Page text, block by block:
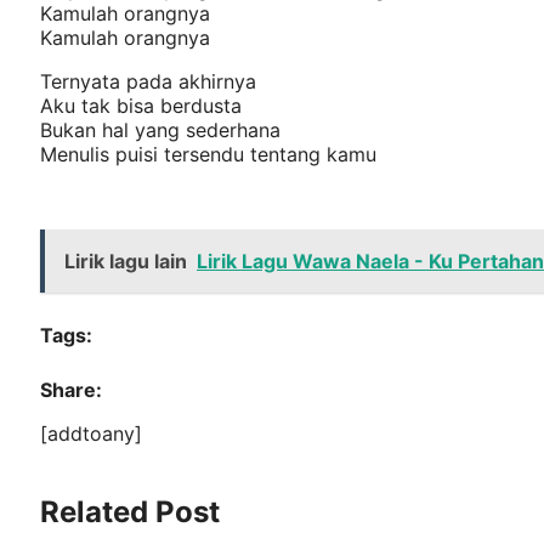
Kamulah orangnya
Kamulah orangnya
Ternyata pada akhirnya
Aku tak bisa berdusta
Bukan hal yang sederhana
Menulis puisi tersendu tentang kamu
Lirik lagu lain Lirik Lagu Wawa Naela - Ku
Tags:
Share:
[addtoany]
Related Post